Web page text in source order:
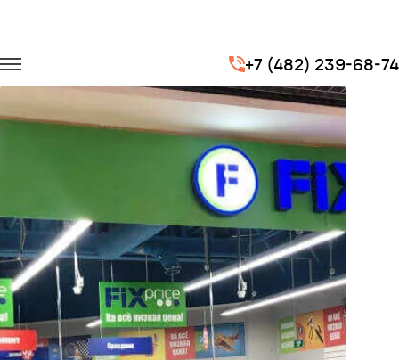
+7 (482) 239-68-74
Перевозка сотрудников
Бэст Прайс (FixPriсe)